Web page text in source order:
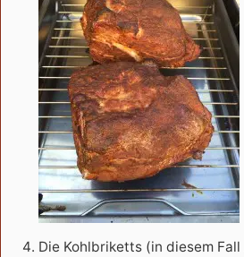
Die Kohlbriketts (in diesem Fall